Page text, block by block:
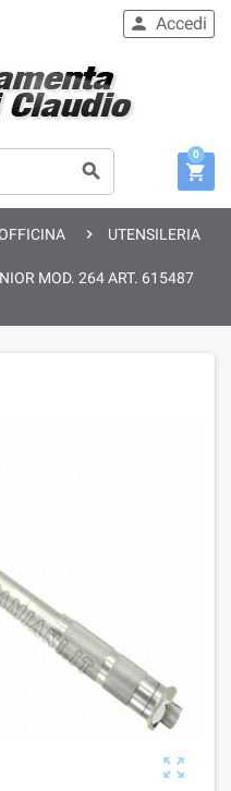

 Accedi

0

UTENSILERIA
MOD. 264 ART. 615487
